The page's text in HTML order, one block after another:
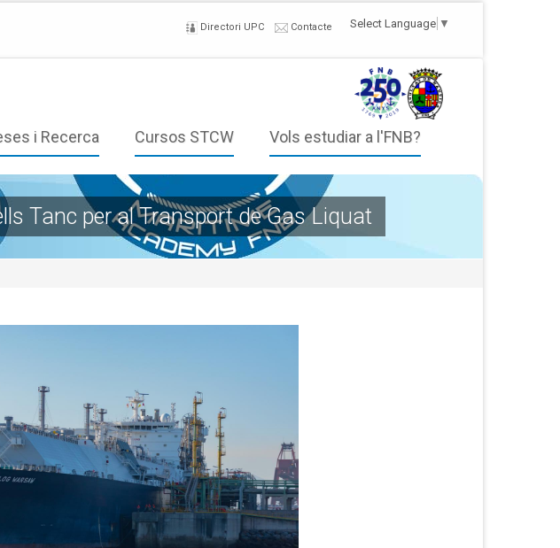
Select Language ▼
Directori UPC Contacte
i Recerca Cursos STCW Vols estudiar a l'FNB?
Tanc per al Transport de Gas Liquat